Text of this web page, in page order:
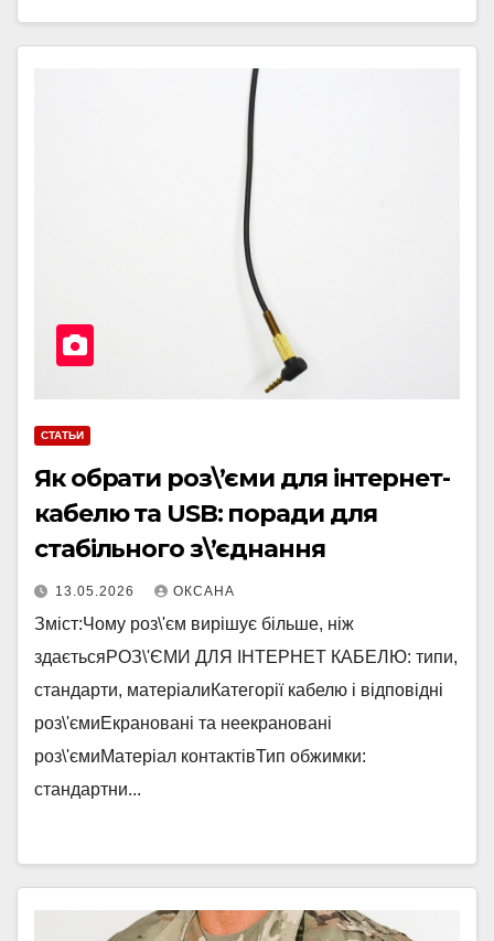
СТАТЬИ
Як обрати роз\’єми для інтернет-
кабелю та USB: поради для
стабільного з\’єднання
13.05.2026 ОКСАНА
Зміст:Чому роз\'єм вирішує більше, ніж
здаєтьсяРОЗ\'ЄМИ ДЛЯ ІНТЕРНЕТ КАБЕЛЮ: типи,
стандарти, матеріалиКатегорії кабелю і відповідні
роз\'ємиЕкрановані та неекрановані
роз\'ємиМатеріал контактівТип обжимки:
стандартни...